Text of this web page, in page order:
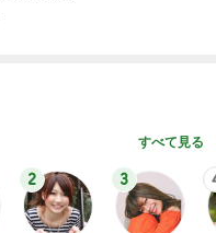
すべて見る
2 3